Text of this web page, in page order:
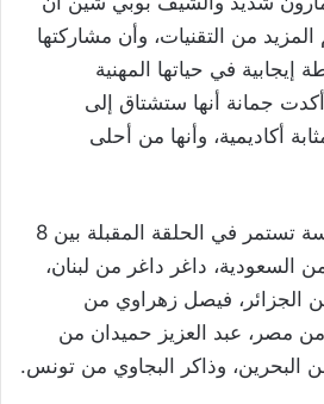
من التقنيات، وأن مشاركتها
في حياتها المهنية
أكدت جمانة أنها ستشتاق إلى
أكاديمية، وأنها من أحلى
الجدير بالذكر أن المنافسة تستمر في الحلقة المقبلة بين 8
داغر داغر من لبنان،
الجزائر، فيصل زهراوي من
مصر، عبد العزيز حميدان من
البحرين، وذاكر البجاوي من تونس.